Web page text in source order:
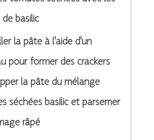
basilic
la pâte à l'aide d'un
pour former des crackers
la pâte du mélange
séchées basilic et parsemer
râpé